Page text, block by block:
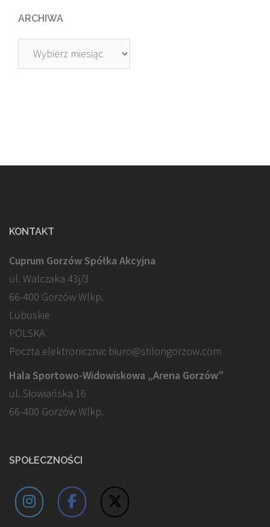
ARCHIWA
Archiwa
KONTAKT
Cuprum Gorzów Spółka Akcyjna
ul. Walczaka 43j/3
66-400 Gorzów Wlkp.
Lubuskie
POLSKA
Poczta elektroniczna: biuro@stilongorzow.com
Hala Sportowo-Widowiskowa „Arena Gorzów”
ul. Słowiańska 16
66-400 Gorzów Wlkp.
SPOŁECZNOŚCI